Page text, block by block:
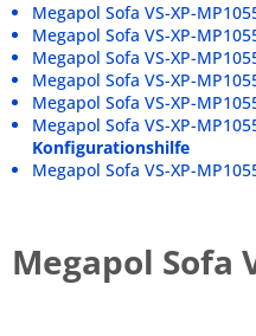
Megapol Sofa VS-XP-
Megapol Sofa VS-XP-
Megapol Sofa VS-XP-
Megapol Sofa VS-XP-
Megapol Sofa VS-XP-
Megapol Sofa VS-XP-
Konfigurationshilfe
Megapol Sofa VS-XP-
Megapol Sofa